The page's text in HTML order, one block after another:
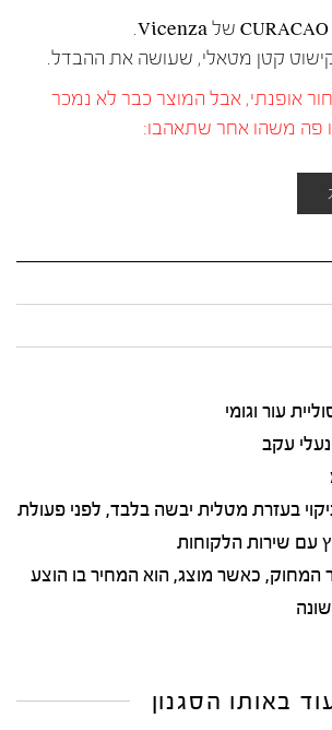
קטן מטאלי, שעושה את ההבדל.
אופנתי, אבל המוצר כבר לא נמכר
פה משהו אחר שתאהבו:
עור וגומי
נעלי עקב
בעזרת מטלית יבשה בלבד, לפני פעולת
עם שירות הלקוחות
המחוק, כאשר מוצג, הוא המחיר בו הוצע
באותו הסגנון